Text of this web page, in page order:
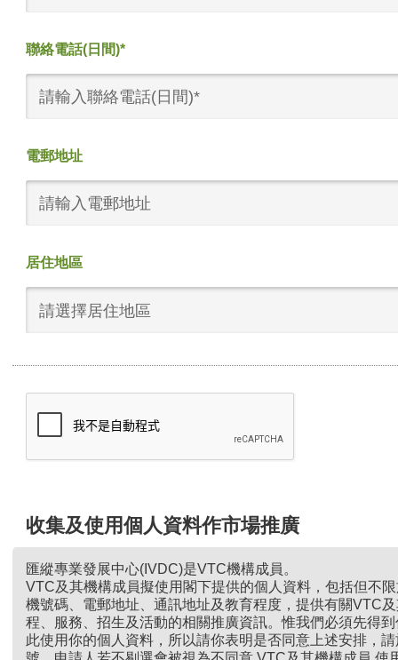
聯絡電話(日間)*
電郵地址
居住地區
請選擇居住地區
收集及使用個人資料作市場推廣
匯縱專業發展中心(IVDC)是VTC機構成員。
VTC及其機構成員擬使用閣下提供的個人資料，包括但不
機號碼、電郵地址、通訊地址及教育程度，提供有關VTC
程、服務、招生及活動的相關推廣資訊。惟我們必須先得
此使用你的個人資料，所以請你表明是否同意上述安排，